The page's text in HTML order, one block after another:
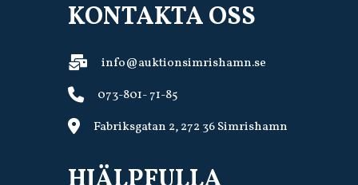
KONTAKTA OSS
info@auktionsimrishamn.se
073-801- 71-85
Fabriksgatan 2, 272 36 Simrishamn